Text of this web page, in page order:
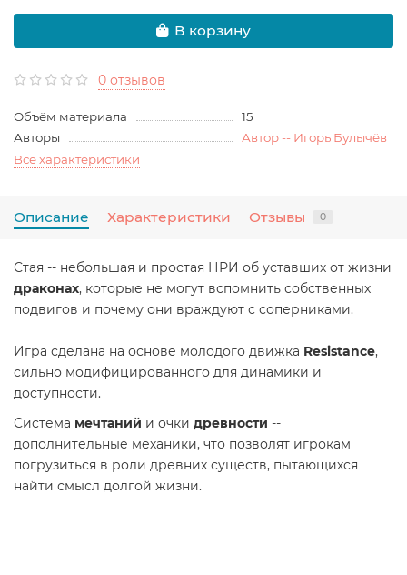
В корзину
0 отзывов
Объём материала
15
Авторы
Автор -- Игорь Булычёв
Все характеристики
Описание Характеристики Отзывы 0
Стая -- небольшая и простая НРИ об уставших от жизни
драконах, которые не могут вспомнить собственных
подвигов и почему они враждуют с соперниками.
Игра сделана на основе молодого движка Resistance,
сильно модифицированного для динамики и
доступности.
Система мечтаний и очки древности --
дополнительные механики, что позволят игрокам
погрузиться в роли древних существ, пытающихся
найти смысл долгой жизни.